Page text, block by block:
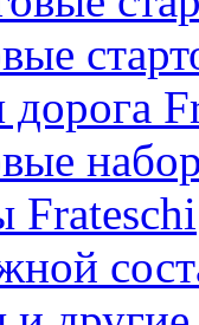
дорога
Frateschi